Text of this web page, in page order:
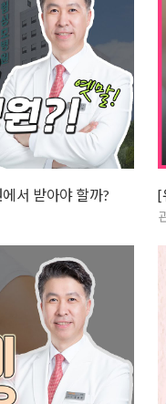
서 받아야 할까? [